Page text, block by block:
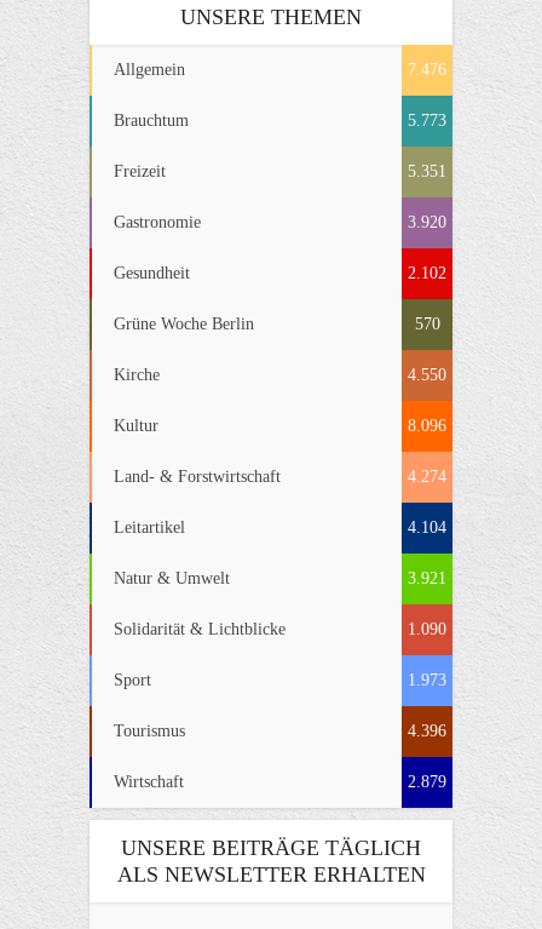
UNSERE THEMEN
Allgemein 7.476
Brauchtum 5.773
Freizeit 5.351
Gastronomie 3.920
Gesundheit 2.102
Grüne Woche Berlin 570
Kirche 4.550
Kultur 8.096
Land- & Forstwirtschaft 4.274
Leitartikel 4.104
Natur & Umwelt 3.921
Solidarität & Lichtblicke 1.090
Sport 1.973
Tourismus 4.396
Wirtschaft 2.879
UNSERE BEITRÄGE TÄGLICH
ALS NEWSLETTER ERHALTEN